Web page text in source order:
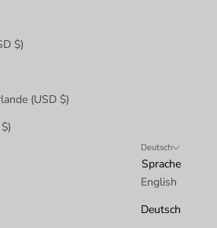
$)
(USD $)
Deutsch
Sprache
English
Deutsch